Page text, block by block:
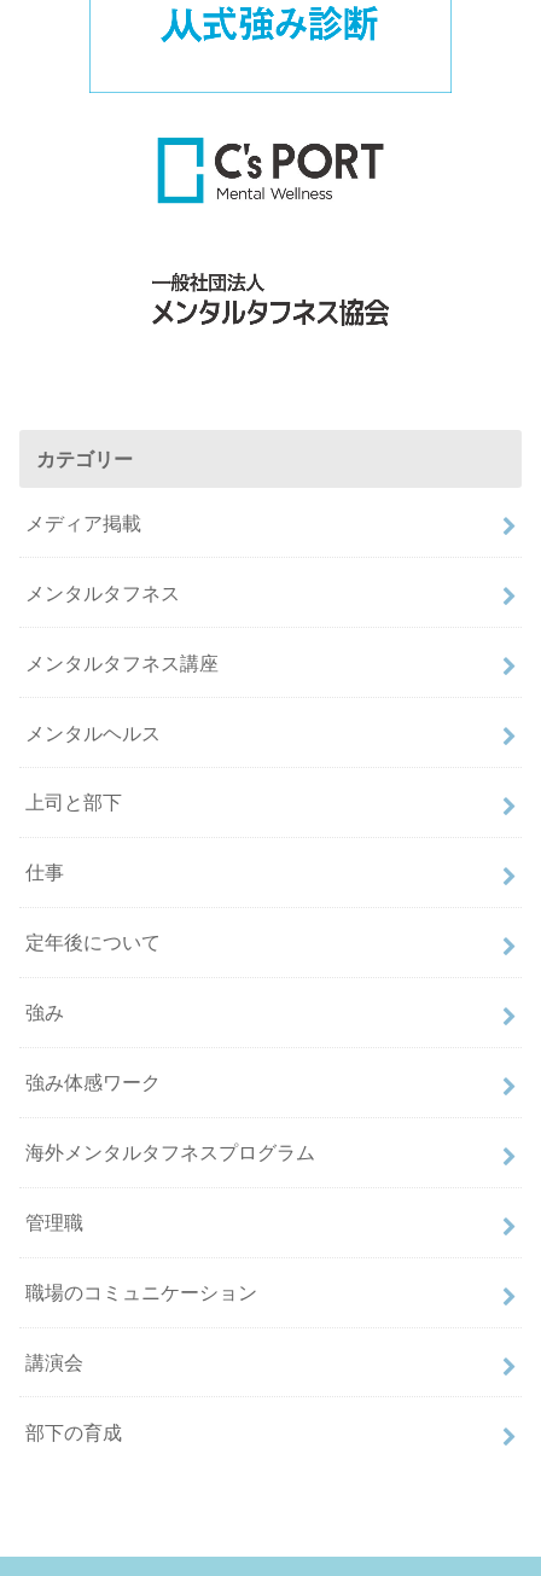
カテゴリー
メディア掲載
メンタルタフネス
メンタルタフネス講座
メンタルヘルス
上司と部下
仕事
定年後について
強み
強み体感ワーク
海外メンタルタフネスプログラム
管理職
職場のコミュニケーション
講演会
部下の育成